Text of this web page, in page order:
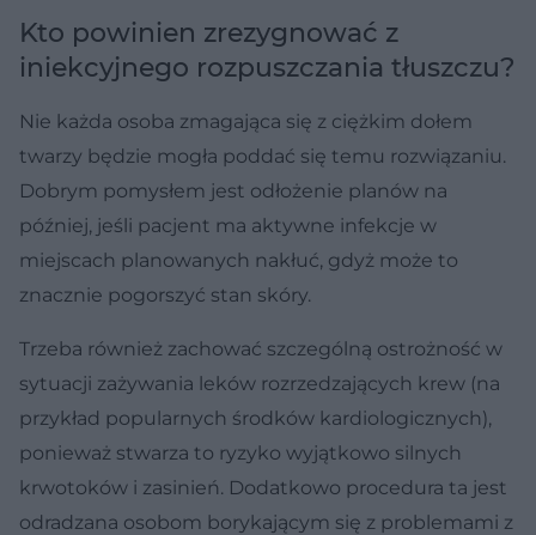
Kto powinien zrezygnować z
iniekcyjnego rozpuszczania tłuszczu?
Nie każda osoba zmagająca się z ciężkim dołem
twarzy będzie mogła poddać się temu rozwiązaniu.
Dobrym pomysłem jest odłożenie planów na
później, jeśli pacjent ma aktywne infekcje w
miejscach planowanych nakłuć, gdyż może to
znacznie pogorszyć stan skóry.
Trzeba również zachować szczególną ostrożność w
sytuacji zażywania leków rozrzedzających krew (na
przykład popularnych środków kardiologicznych),
ponieważ stwarza to ryzyko wyjątkowo silnych
krwotoków i zasinień. Dodatkowo procedura ta jest
odradzana osobom borykającym się z problemami z